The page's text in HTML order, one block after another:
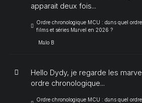
apparait deux fois...
Ordre chronologique MCU : dans quel
films et séries Marvel en 2026 ?
Malo B
Hello Dydy, je regarde les
ordre chronologique...
Ordre chronologique MCU : dans quel